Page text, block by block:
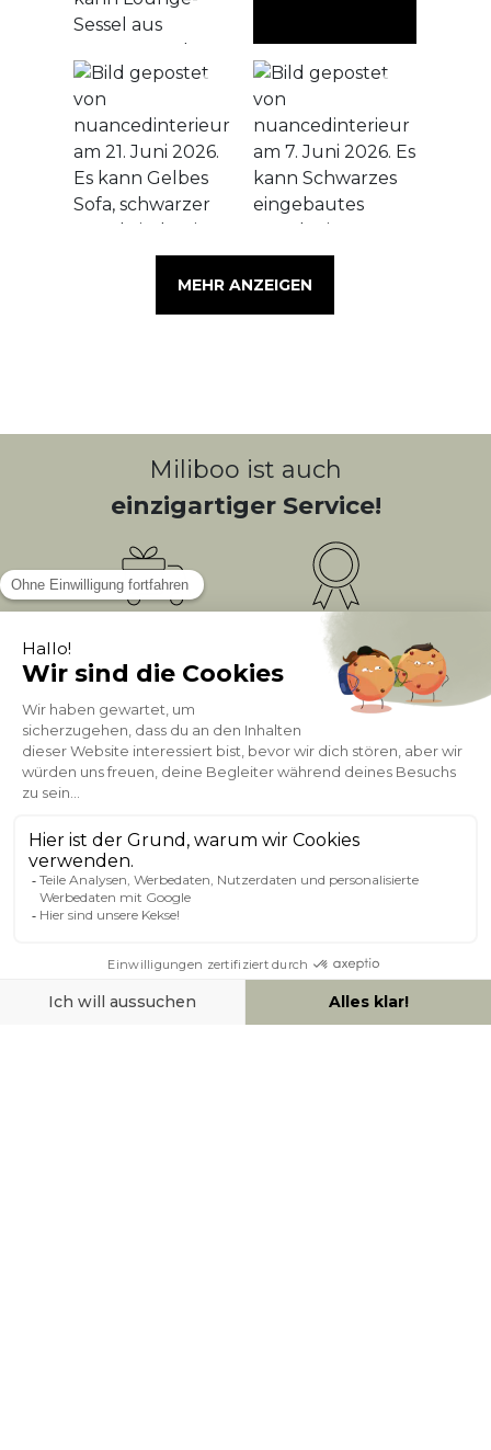
MEHR ANZEIGEN
Miliboo ist auch
einzigartiger Service!
Bonusprogramm
PUNKTE = 5
HILFE & KONTAKT